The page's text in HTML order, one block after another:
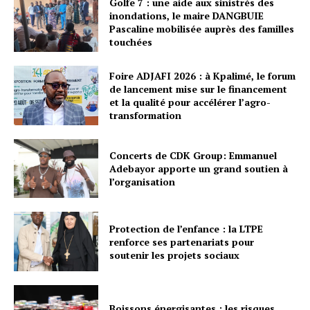
inondations, le maire DANGBUIE
Pascaline mobilisée auprès des familles
touchées
Foire ADJAFI 2026 : à Kpalimé, le forum
de lancement mise sur le financement
et la qualité pour accélérer l’agro-
transformation
Concerts de CDK Group: Emmanuel
Adebayor apporte un grand soutien à
l’organisation
Protection de l’enfance : la LTPE
renforce ses partenariats pour
soutenir les projets sociaux